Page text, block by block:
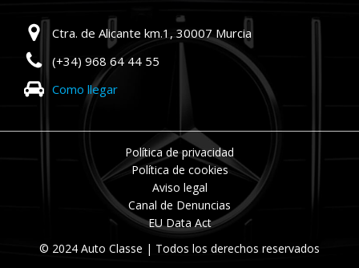
Ctra. de Alicante km.1, 30007 Murcia
(+34) 968 64 44 55
Como llegar
© 2024 Auto Classe | Todos los derechos reservados
Política de privacidad
Política de cookies
Aviso legal
Canal de Denuncias
EU Data Act